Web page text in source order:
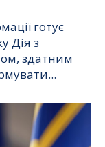
готує
Дія з
здатним